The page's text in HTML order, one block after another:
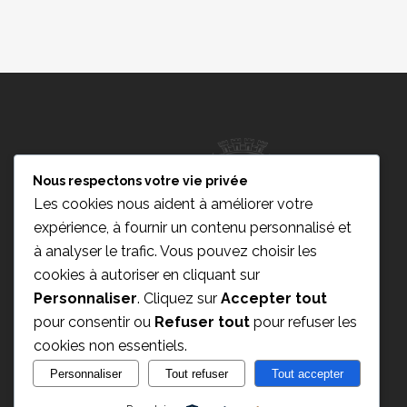
2
MWH 月の発電量
Champagne Paul Déthune
2 rue du Moulin
51150 Ambonnay – France
Nous respectons votre vie privée
Les cookies nous aident à améliorer votre
expérience, à fournir un contenu personnalisé et
à analyser le trafic. Vous pouvez choisir les
cookies à autoriser en cliquant sur
Personnaliser. Cliquez sur Accepter tout
pour consentir ou Refuser tout pour refuser les
cookies non essentiels.
Personnaliser Tout refuser Tout accepter